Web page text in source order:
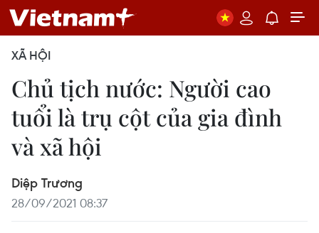
XÃ HỘI
Chủ tịch nước: Người cao
tuổi là trụ cột của gia đình
và xã hội
Diệp Trương
28/09/2021 08:37